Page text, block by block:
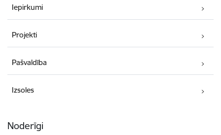
Iepirkumi
Projekti
Pašvaldība
Izsoles
Noderīgi